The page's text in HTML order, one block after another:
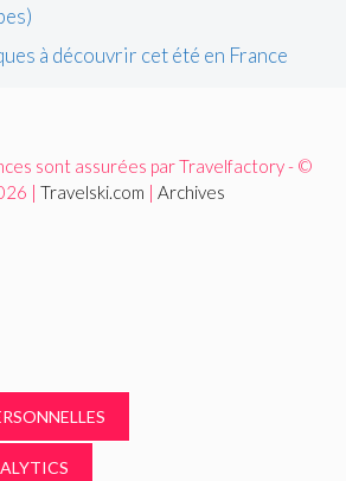
à découvrir cet été en France
sont assurées par Travelfactory - ©
| Travelski.com | Archives